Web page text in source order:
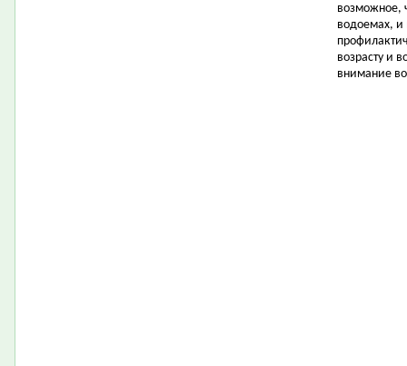
возможное,
водоемах, и
возрасту и
внимание